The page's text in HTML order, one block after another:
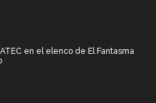
en el elenco de El Fantasma